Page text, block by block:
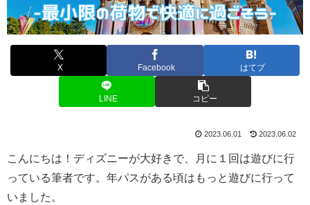
X Facebook はてブ
LINE コピー
2023.06.01 2023.06.02
こんにちは！ディズニーが大好きで、月に１回は遊びに行
っている筆者です。年パスがある頃はもっと遊びに行って
いました。